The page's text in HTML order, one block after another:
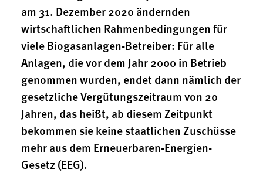
am 31. Dezember 2020 ändernden
wirtschaftlichen Rahmenbedingungen für
viele Biogasanlagen-Betreiber: Für alle
Anlagen, die vor dem Jahr 2000 in Betrieb
genommen wurden, endet dann nämlich der
gesetzliche Vergütungszeitraum von 20
Jahren, das heißt, ab diesem Zeitpunkt
bekommen sie keine staatlichen Zuschüsse
mehr aus dem Erneuerbaren-Energien-
Gesetz (EEG).
Name:
staticfilecache
Zweck:
Für performante Seitenauslieferung wird in diesem Cookie
Sprachpräferenz
Name:
site-language-preference
Zweck: